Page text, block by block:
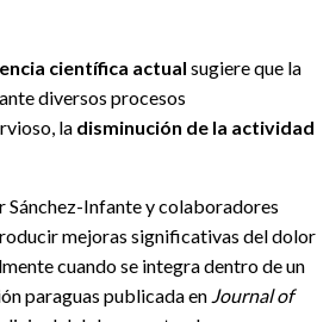
científica actual sugiere que la
diversos procesos
la disminución de la actividad
Sánchez-Infante y colaboradores
mejoras significativas del dolor
cuando se integra dentro de un
paraguas publicada en Journal of